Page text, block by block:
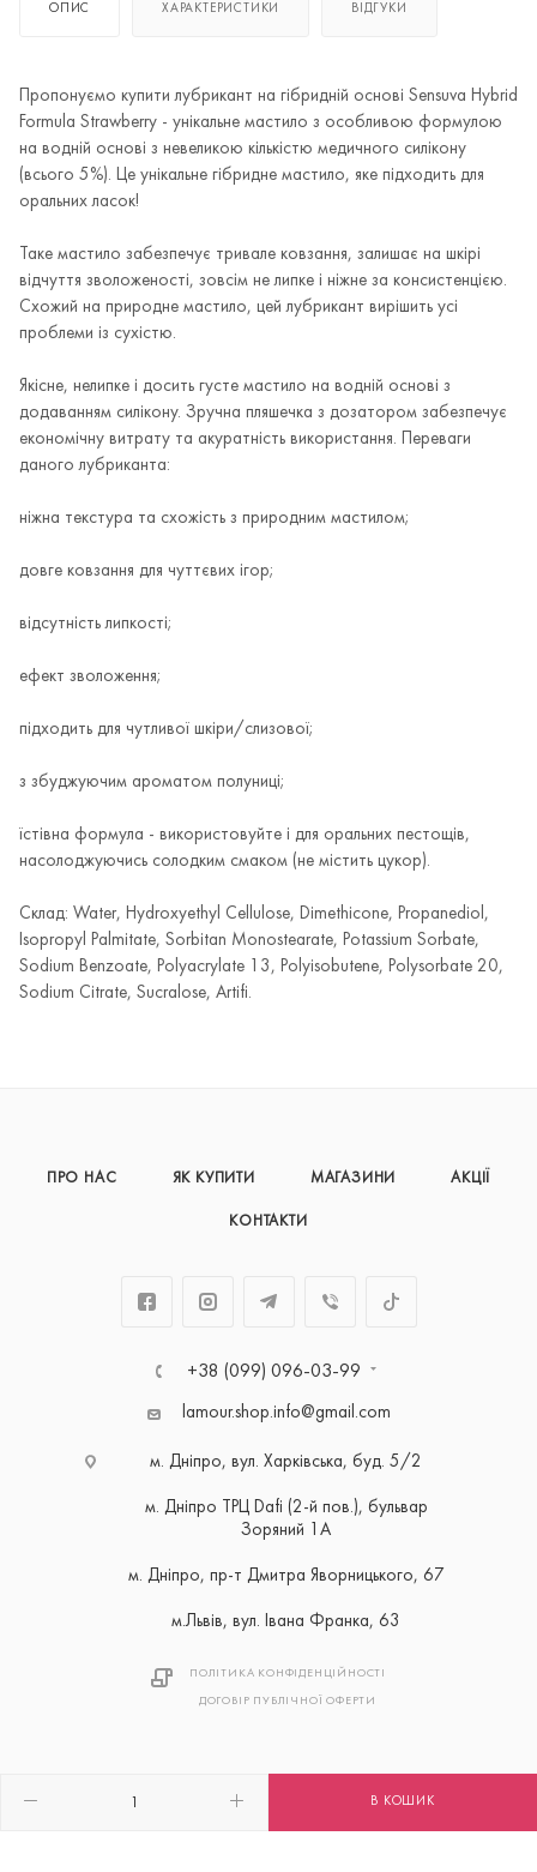
В КОШИК
ОПИС ХАРАКТЕРИСТИКИ ВІДГУКИ
Пропонуємо купити лубрикант на гібридній основі Sensuva Hybrid
Formula Strawberry - унікальне мастило з особливою формулою
на водній основі з невеликою кількістю медичного силікону
(всього 5%). Це унікальне гібридне мастило, яке підходить для
оральних ласок!
Таке мастило забезпечує тривале ковзання, залишає на шкірі
відчуття зволоженості, зовсім не липке і ніжне за консистенцією.
Схожий на природне мастило, цей лубрикант вирішить усі
проблеми із сухістю.
Якісне, нелипке і досить густе мастило на водній основі з
додаванням силікону. Зручна пляшечка з дозатором забезпечує
економічну витрату та акуратність використання. Переваги
даного лубриканта:
ніжна текстура та схожість з природним мастилом;
довге ковзання для чуттєвих ігор;
відсутність липкості;
ефект зволоження;
підходить для чутливої шкіри/слизової;
з збуджуючим ароматом полуниці;
їстівна формула - використовуйте і для оральних пестощів,
насолоджуючись солодким смаком (не містить цукор).
Склад: Water, Hydroxyethyl Cellulose, Dimethicone, Propanediol,
Isopropyl Palmitate, Sorbitan Monostearate, Potassium Sorbate,
Sodium Benzoate, Polyacrylate 13, Polyisobutene, Polysorbate 20,
Sodium Citrate, Sucralose, Artifi.
ПРО НАС ЯК КУПИТИ МАГАЗИНИ АКЦІЇ
КОНТАКТИ
+38 (099) 096-03-99
lamour.shop.info@gmail.com
м. Дніпро, вул. Харківська, буд. 5/2
м. Дніпро ТРЦ Dafi (2-й пов.), бульвар
Зоряний 1А
м. Дніпро, пр-т Дмитра Яворницького, 67
м.Львів, вул. Івана Франка, 63
ПОЛІТИКА КОНФІДЕНЦІЙНОСТІ
ДОГОВІР ПУБЛІЧНОЇ ОФЕРТИ